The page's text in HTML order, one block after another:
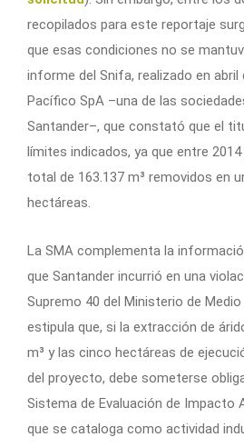
recopilados para este reportaje
que esas condiciones no se
informe del Snifa, realizado en abril
Pacífico SpA –una de las
Santander–, que constató que el
límites indicados, ya que entre
total de 163.137 m³ removidos en
hectáreas.
La SMA complementa la
que Santander incurrió en una
Supremo 40 del Ministerio de
estipula que, si la extracción de
m³ y las cinco hectáreas de
del proyecto, debe someterse
Sistema de Evaluación de Impacto
que se cataloga como actividad